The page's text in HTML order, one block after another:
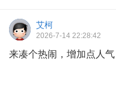
艾柯
2026-7-14 22:28:42
来凑个热闹，增加点人气